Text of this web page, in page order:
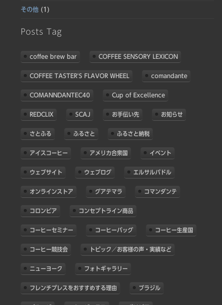
その他 (1)
Posts Tag
coffee brew bar COFFEE SENSORY LEXICON
COFFEE TASTER'S FLAVOR WHEEL comandante
COMANNDANTEC40 Cup of Excellence
REDCLIX SCAJ お手伝い先 お知らせ
さとふる ふるさと ふるさと納税
アイスコーヒー アメリカ合衆国 イベント
ウェブサイト ウェブログ エルサルバドル
オンラインストア グアテマラ コマンダンテ
コロンビア コンセプトライン商品
コーヒーセミナー コーヒーバッグ コーヒー生産国
コーヒー競技会 トピック／お客様の声・実績など
ニューヨーク フォトギャラリー
フレンチプレスをおすすめする理由 ブラジル